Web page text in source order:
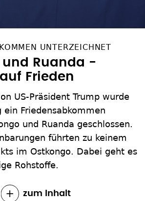
UNTERZEICHNET
und Ruanda -
Frieden
US-Präsident Trump wurde
ein Friedensabkommen
und Ruanda geschlossen.
führten zu keinem
im Ostkongo. Dabei geht es
Rohstoffe.
zum Inhalt